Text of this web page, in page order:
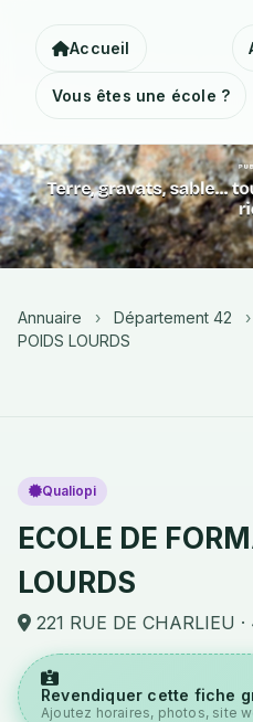
Accueil
Vous êtes une école ?
Annuaire › Département 42 ›
POIDS LOURDS
Qualiopi
ECOLE DE
LOURDS
221 RUE DE CHARLIEU
Revendiquer cette fiche
Ajoutez horaires, photos, site